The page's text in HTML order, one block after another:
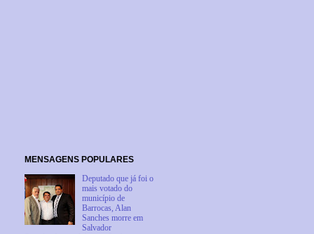
MENSAGENS POPULARES
Deputado que já foi o
mais votado do
município de
Barrocas, Alan
Sanches morre em
Salvador